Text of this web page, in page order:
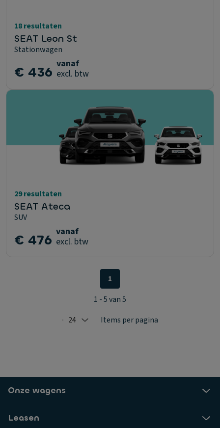
18 resultaten
SEAT Leon St
Stationwagen
€ 436 vanaf
excl. btw
29 resultaten
SEAT Ateca
SUV
€ 476 vanaf
excl. btw
Selected: 24
24 Items per pagina
1
1 - 5 van 5
Onze wagens
Leasen